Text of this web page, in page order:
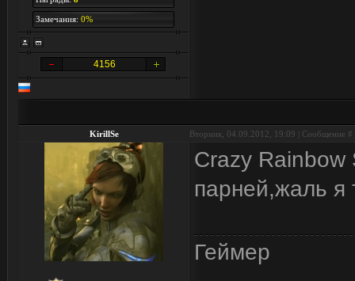
Замечания: 0%
4156
KirillSe Вторник, 04.09.2012, 19:09 | Сообщение #
Crazy Rainbow
парней,жаль я
Геймер